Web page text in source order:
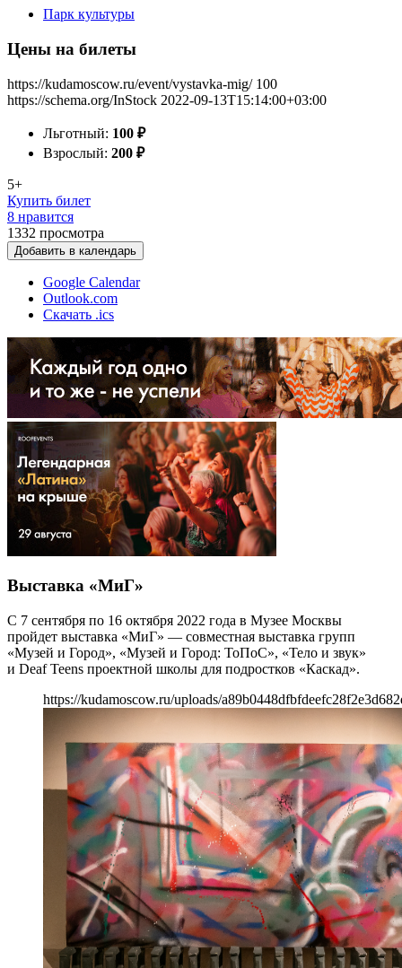
Парк культуры
Цены на билеты
https://kudamoscow.ru/event/vystavka-mig/ 100
https://schema.org/InStock 2022-09-13T15:14:00+03:00
Льготный: 100 ₽
Взрослый: 200 ₽
5+
Купить билет
8 нравится
1332 просмотра
Добавить в календарь
Google Calendar
Outlook.com
Скачать .ics
Выставка «МиГ»
С 7 сентября по 16 октября 2022 года в Музее Москвы
пройдет выставка «МиГ» — совместная выставка групп
«Музей и Город», «Музей и Город: ТоПоС», «Тело и звук»
и Deaf Teens проектной школы для подростков «Каскад».
https://kudamoscow.ru/uploads/